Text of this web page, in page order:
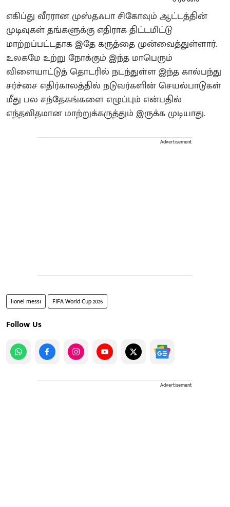
எகிப்து வீரரான முஸ்தஃபா சிகோவும் ஆட்டத்தின்
முடிவுகள் தங்களுக்கு எதிராக திட்டமிட்டு
மாற்றப்பட்டதாக இதே கருத்தை முன்வைத்துள்ளார்.
உலகமே உற்று நோக்கும் இந்த மாபெரும்
விளையாட்டுத் தொடரில் நடந்துள்ள இந்த கால்பந்து
சர்ச்சை எதிர்காலத்தில் நடுவர்களின் செயல்பாடுகள்
மீது பல சந்தேகங்களை எழுப்பும் என்பதில்
எந்தவிதமான மாற்றுக்கருத்தும் இருக்க முடியாது.
Advertisement
lionel messi FIFA World Cup 2026
Follow Us
Advertisement